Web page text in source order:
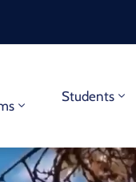
Students